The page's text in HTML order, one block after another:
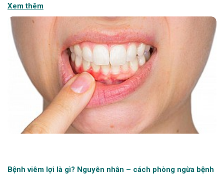
khăn trong việc sinh h
Xem thêm
Bệnh viêm lợi là gì? Nguyên nhân – cách phòng ngừa bệnh